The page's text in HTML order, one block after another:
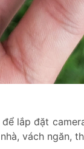
lắp đặt
vách ngăn,